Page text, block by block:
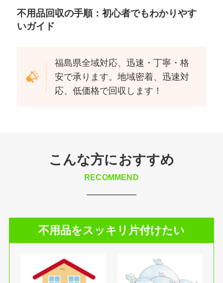
不用品回収の手順：初心者でもわかりやす
いガイド
福島県全域対応、迅速・丁寧・格
安で承ります。地域密着、迅速対
応、低価格で回収します！
こんな方におすすめ
RECOMMEND
不用品をスッキリ片付けたい